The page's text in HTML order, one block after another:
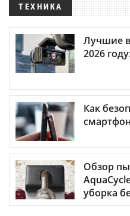
ТЕХНИКА
Лучшие
2026
Как
Обзор
уборка